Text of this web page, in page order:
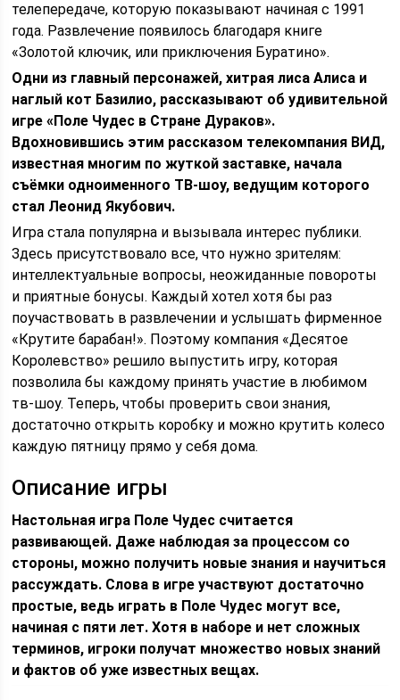
телепередаче, которую показывают начиная с 1991
года. Развлечение появилось благодаря книге
«Золотой ключик, или приключения Буратино».
Одни из главный персонажей, хитрая лиса Алиса и
наглый кот Базилио, рассказывают об удивительной
игре «Поле Чудес в Стране Дураков».
Вдохновившись этим рассказом телекомпания ВИД,
известная многим по жуткой заставке, начала
съёмки одноименного ТВ-шоу, ведущим которого
стал Леонид Якубович.
Игра стала популярна и вызывала интерес публики.
Здесь присутствовало все, что нужно зрителям:
интеллектуальные вопросы, неожиданные повороты
и приятные бонусы. Каждый хотел хотя бы раз
поучаствовать в развлечении и услышать фирменное
«Крутите барабан!». Поэтому компания «Десятое
Королевство» решило выпустить игру, которая
позволила бы каждому принять участие в любимом
тв-шоу. Теперь, чтобы проверить свои знания,
достаточно открыть коробку и можно крутить колесо
каждую пятницу прямо у себя дома.
Описание игры
Настольная игра Поле Чудес считается
развивающей. Даже наблюдая за процессом со
стороны, можно получить новые знания и научиться
рассуждать. Слова в игре участвуют достаточно
простые, ведь играть в Поле Чудес могут все,
начиная с пяти лет. Хотя в наборе и нет сложных
терминов, игроки получат множество новых знаний
и фактов об уже известных вещах.